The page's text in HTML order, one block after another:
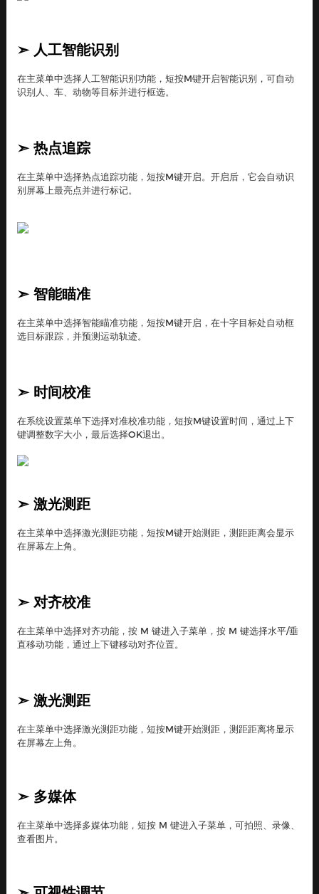
➣ 人工智能识别
在主菜单中选择人工智能识别功能，短按M键开启智能识别，可自动
识别人、车、动物等目标并进行框选。
➣ 热点追踪
在主菜单中选择热点追踪功能，短按M键开启。开启后，它会自动识
别屏幕上最亮点并进行标记。
➣ 智能瞄准
在主菜单中选择智能瞄准功能，短按M键开启，在十字目标处自动框
选目标跟踪，并预测运动轨迹。
➣ 时间校准
在系统设置菜单下选择对准校准功能，短按M键设置时间，通过上下
键调整数字大小，最后选择OK退出。
➣ 激光测距
在主菜单中选择激光测距功能，短按M键开始测距，测距距离会显示
在屏幕左上角。
➣ 对齐校准
在主菜单中选择对齐功能，按 M 键进入子菜单，按 M 键选择水平/垂
直移动功能，通过上下键移动对齐位置。
➣ 激光测距
在主菜单中选择激光测距功能，短按M键开始测距，测距距离将显示
在屏幕左上角。
➣ 多媒体
在主菜单中选择多媒体功能，短按 M 键进入子菜单，可拍照、录像、
查看图片。